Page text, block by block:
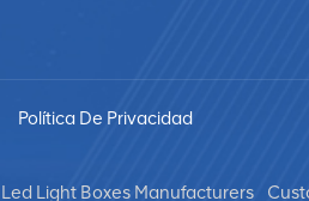
Política De Privacidad
Led Light Boxes Manufacturers